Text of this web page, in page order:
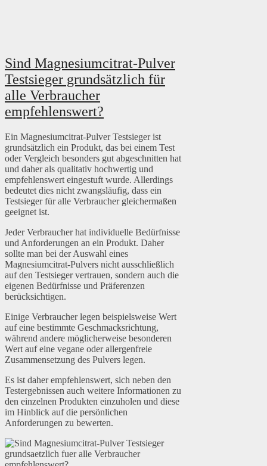
Sind Magnesiumcitrat-Pulver
Testsieger grundsätzlich für
alle Verbraucher
empfehlenswert?
Ein Magnesiumcitrat-Pulver Testsieger ist
grundsätzlich ein Produkt, das bei einem Test
oder Vergleich besonders gut abgeschnitten hat
und daher als qualitativ hochwertig und
empfehlenswert eingestuft wurde. Allerdings
bedeutet dies nicht zwangsläufig, dass ein
Testsieger für alle Verbraucher gleichermaßen
geeignet ist.
Jeder Verbraucher hat individuelle Bedürfnisse
und Anforderungen an ein Produkt. Daher
sollte man bei der Auswahl eines
Magnesiumcitrat-Pulvers nicht ausschließlich
auf den Testsieger vertrauen, sondern auch die
eigenen Bedürfnisse und Präferenzen
berücksichtigen.
Einige Verbraucher legen beispielsweise Wert
auf eine bestimmte Geschmacksrichtung,
während andere möglicherweise besonderen
Wert auf eine vegane oder allergenfreie
Zusammensetzung des Pulvers legen.
Es ist daher empfehlenswert, sich neben den
Testergebnissen auch weitere Informationen zu
den einzelnen Produkten einzuholen und diese
im Hinblick auf die persönlichen
Anforderungen zu bewerten.